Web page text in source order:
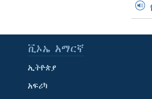
ቪኦኤ አማርኛ
ኢትዮጵያ
አፍሪካ